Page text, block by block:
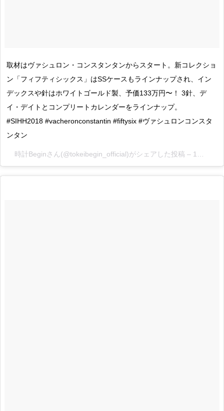
取材はヴァシュロン・コンスタンタンからスタート。新コレクショ
ン「フィフティシックス」はSSケースもラインナップされ、イン
デックスや針はホワイトゴールド製、予価133万円〜！ 3針、デ
イ・デイトとコンプリートカレンダーをラインナップ。
#SIHH2018 #vacheronconstantin #fiftysix #ヴァシュロンコンスタ
ンタン
時計Beginさん(@tokeibegin_official)がシェアした投稿 – 1月 15, 2018 at 1:46午前 PST